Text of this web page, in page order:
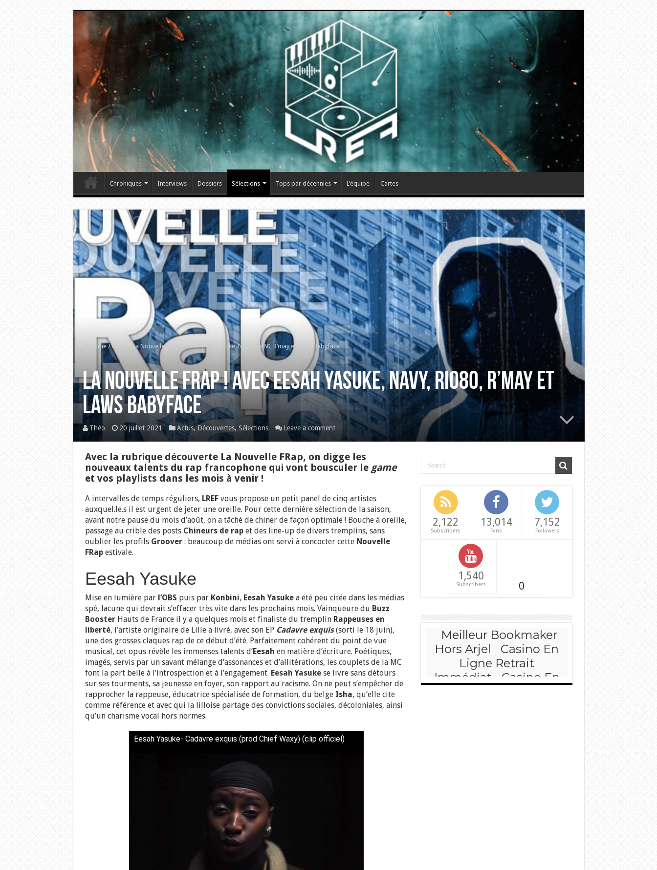
Chroniques Interviews Dossiers Sélections Tops par décennies L’équipe Cartes
Home / Actus La Nouvelle FRap ! avec Eesah Yasuke, Navy, Rio80, R’may et Laws Babyface
La Nouvelle FRap ! avec Eesah Yasuke, Navy, Rio80, R’may et
Laws Babyface
Théo 20 juillet 2021 Actus, Découvertes, Sélections Leave a comment
Avec la rubrique découverte La Nouvelle FRap, on digge les
nouveaux talents du rap francophone qui vont bousculer le game
et vos playlists dans les mois à venir !
A intervalles de temps réguliers, LREF vous propose un petit panel de cinq artistes
auxquel.le.s il est urgent de jeter une oreille. Pour cette dernière sélection de la saison,
avant notre pause du mois d’août, on a tâché de chiner de façon optimale ! Bouche à oreille,
passage au crible des posts Chineurs de rapet des line-up de divers tremplins, sans
oublier les profils Groover: beaucoup de médias ont servi à concocter cette Nouvelle
FRapestivale.
Eesah Yasuke
Mise en lumière par l’OBS puis par Konbini, Eesah Yasukea été peu citée dans les médias
spé, lacune qui devrait s’effacer très vite dans les prochains mois. Vainqueure du Buzz
BoosterHauts de France il y a quelques mois et finaliste du tremplin Rappeuses en
liberté, l’artiste originaire de Lille a livré, avec son EP Cadavre exquis(sorti le 18 juin),
une des grosses claques rap de ce début d’été. Parfaitement cohérent du point de vue
musical, cet opus révèle les immenses talents d’Eesah en matière d’écriture. Poétiques,
imagés, servis par un savant mélange d’assonances et d’allitérations, les couplets de la MC
font la part belle à l’introspection et à l’engagement. Eesah Yasukese livre sans détours
sur ses tourments, sa jeunesse en foyer, son rapport au racisme. On ne peut s’empêcher de
rapprocher la rappeuse, éducatrice spécialisée de formation, du belge Isha, qu’elle cite
comme référence et avec qui la lilloise partage des convictions sociales, décoloniales, ainsi
qu’un charisme vocal hors normes.
Eesah Yasuke- Cadavre exquis (prod Chief Waxy) (clip officiel)
2,122
Subscribers
13,014
Fans
7,152
Followers
1,540
Subscribers 0